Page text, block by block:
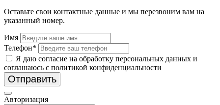
Оставьте свои контактные данные и мы перезвоним вам на
указанный номер.
Имя
Телефон*
Я даю согласие на обработку персональных данных и
соглашаюсь с политикой конфиденциальности
Отправить
Авторизация